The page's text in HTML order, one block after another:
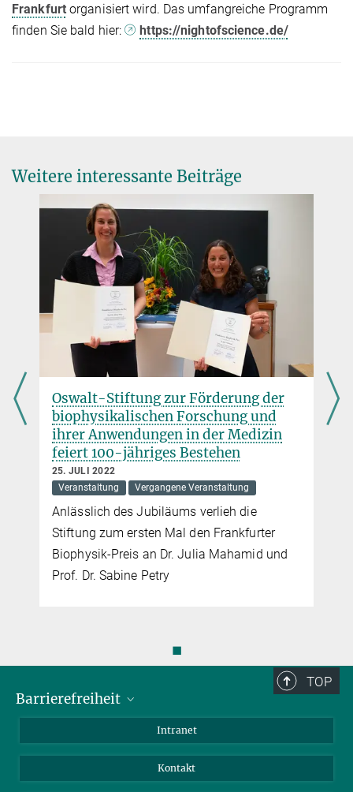
Frankfurtorganisiert wird. Das umfangreiche Programm
finden Sie bald hier:
https://nightofscience.de/
Weitere interessante Beiträge
Oswalt-Stiftung zur Förderung der
biophysikalischen Forschung und
ihrer Anwendungen in der Medizin
feiert 100-jähriges Bestehen
25. JULI 2022
Veranstaltung
Vergangene Veranstaltung
Anlässlich des Jubiläums verlieh die
Stiftung zum ersten Mal den Frankfurter
Biophysik-Preis an Dr. Julia Mahamid und
Prof. Dr. Sabine Petry
◼
TOP
Barrierefreiheit
Intranet
Kontakt